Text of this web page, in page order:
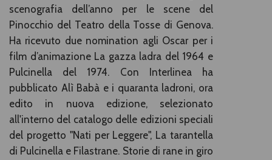
scenografia dell’anno per le scene del
Pinocchio del Teatro della Tosse di Genova.
Ha ricevuto due nomination agli Oscar per i
film d’animazione La gazza ladra del 1964 e
Pulcinella del 1974. Con Interlinea ha
pubblicato Alì Babà e i quaranta ladroni, ora
edito in nuova edizione, selezionato
all'interno del catalogo delle edizioni speciali
del progetto "Nati per Leggere", La tarantella
di Pulcinella e Filastrane. Storie di rane in giro